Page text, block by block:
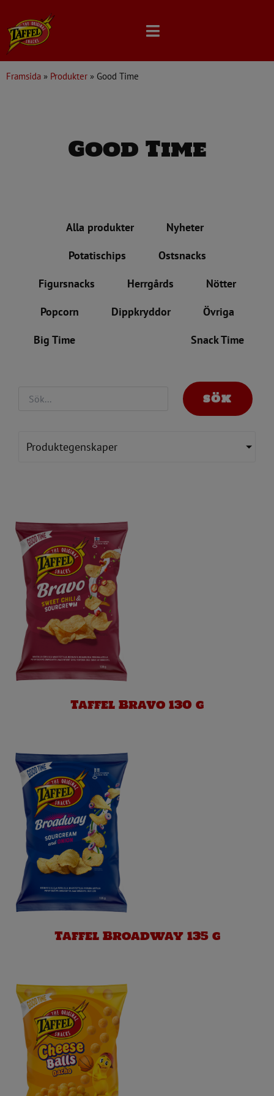
to
content
Framsida » Produkter » Good Time
Good Time
Alla produkter
Nyheter
Potatischips
Ostsnacks
Figursnacks
Herrgårds
Nötter
Popcorn
Dippkryddor
Övriga
Big Time
Snack Time
SÖK
Produktegenskaper
Taffel Bravo 130 g
Taffel Broadway 135 g